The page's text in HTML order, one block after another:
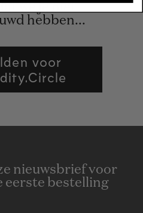
we je niet
hebben...
voor
nieuwsbrief voor
eerste bestelling